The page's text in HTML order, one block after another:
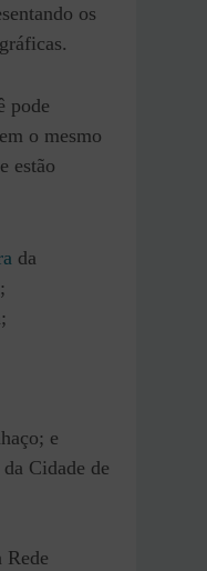
os
pode
o mesmo
estão
da
e
da Cidade de